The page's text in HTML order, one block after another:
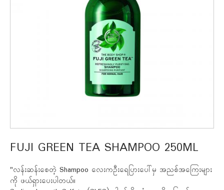
FUJI GREEN TEA SHAMPOO 250ML
"လန်းဆန်းစေတဲ့ Shampoo လေးကဦးရေပြားပေါ်မှ အညစ်အကြေးများ
ကို ဖယ်ရှားပေးပါတယ်။